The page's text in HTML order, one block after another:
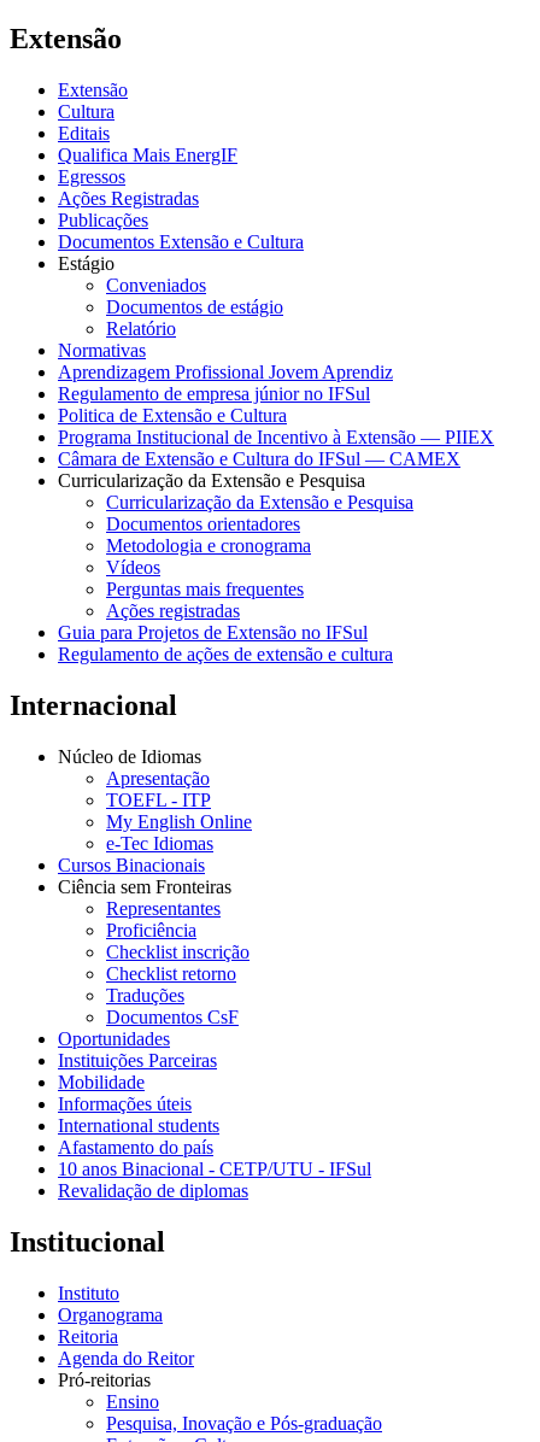
Extensão
Extensão
Cultura
Editais
Qualifica Mais EnergIF
Egressos
Ações Registradas
Publicações
Documentos Extensão e Cultura
Estágio
Conveniados
Documentos de estágio
Relatório
Normativas
Aprendizagem Profissional Jovem Aprendiz
Regulamento de empresa júnior no IFSul
Politica de Extensão e Cultura
Programa Institucional de Incentivo à Extensão — PIIEX
Câmara de Extensão e Cultura do IFSul — CAMEX
Curricularização da Extensão e Pesquisa
Curricularização da Extensão e Pesquisa
Documentos orientadores
Metodologia e cronograma
Vídeos
Perguntas mais frequentes
Ações registradas
Guia para Projetos de Extensão no IFSul
Regulamento de ações de extensão e cultura
Internacional
Núcleo de Idiomas
Apresentação
TOEFL - ITP
My English Online
e-Tec Idiomas
Cursos Binacionais
Ciência sem Fronteiras
Representantes
Proficiência
Checklist inscrição
Checklist retorno
Traduções
Documentos CsF
Oportunidades
Instituições Parceiras
Mobilidade
Informações úteis
International students
Afastamento do país
10 anos Binacional - CETP/UTU - IFSul
Revalidação de diplomas
Institucional
Instituto
Organograma
Reitoria
Agenda do Reitor
Pró-reitorias
Ensino
Pesquisa, Inovação e Pós-graduação